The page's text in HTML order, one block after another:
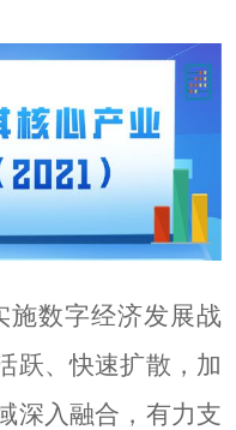
数字经济发展战
跃、快速扩散，加
深入融合，有力支